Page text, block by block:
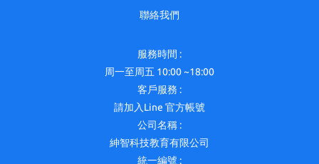
聯絡我們
服務時間 :
周一至周五 10:00 ~18:00
客戶服務 :
請加入Line 官方帳號
公司名稱 :
紳智科技教育有限公司
統一編號 :